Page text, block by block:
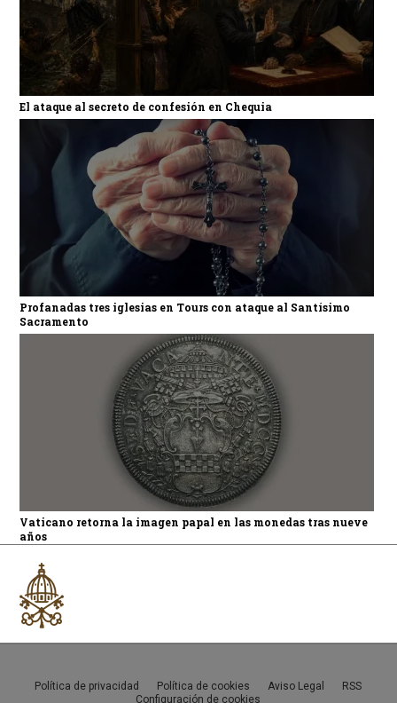
El ataque al secreto de confesión en Chequia
Profanadas tres iglesias en Tours con ataque al Santísimo
Sacramento
Vaticano retorna la imagen papal en las monedas tras nueve
años
Política de privacidad Política de cookies Aviso Legal
RSS
Configuración de cookies